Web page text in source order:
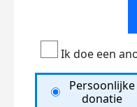
Ik doe een
Persoonlijke
donatie